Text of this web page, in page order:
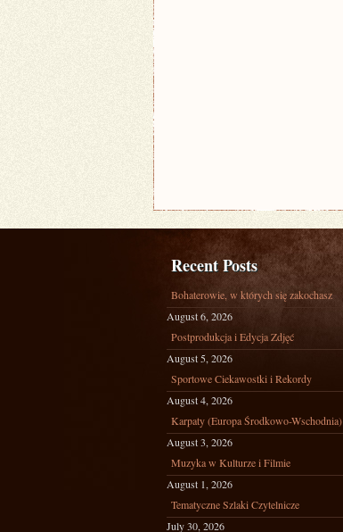
Recent Posts
Bohaterowie, w których się zakochasz
August 6, 2026
Postprodukcja i Edycja Zdjęć
August 5, 2026
Sportowe Ciekawostki i Rekordy
August 4, 2026
Karpaty (Europa Środkowo-Wschodnia)
August 3, 2026
Muzyka w Kulturze i Filmie
August 1, 2026
Tematyczne Szlaki Czytelnicze
July 30, 2026